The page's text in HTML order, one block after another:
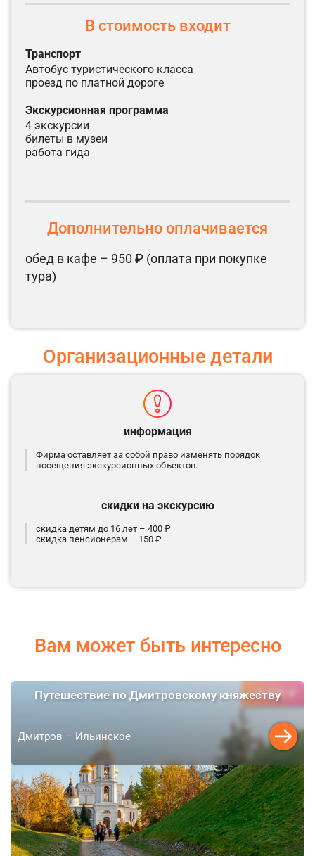
В стоимость входит
транспорт
автобус туристического класса
проезд по платной дороге
экскурсионная программа
4 экскурсии
билеты в музеи
работа гида
Дополнительно оплачивается
обед в кафе – 950 ₽ (оплата при покупке
тура)
Организационные детали
информация
Фирма оставляет за собой право изменять порядок
посещения экскурсионных объектов.
скидки на экскурсию
скидка детям до 16 лет – 400 ₽
скидка пенсионерам – 150 ₽
Вам может быть интересно
от3 970 ₽
Путешествие по Дмитровскому княжеству
Дмитров – Ильинское